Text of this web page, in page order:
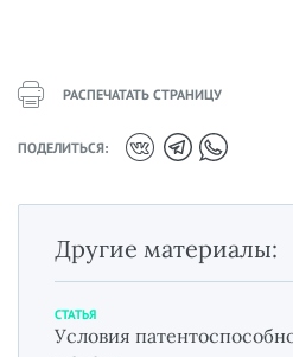
РАСПЕЧАТАТЬ СТРАНИЦУ
ПОДЕЛИТЬСЯ:
Другие материалы:
СТАТЬЯ
Условия